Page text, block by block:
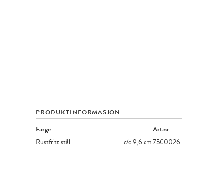
PRODUKTINFORMASJON
Farge
Art.nr
Rustfritt stål
c/c 9,6 cm7500026